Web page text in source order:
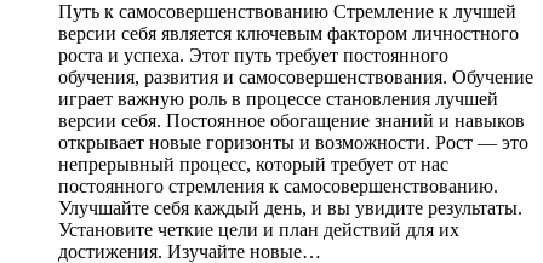
Путь к самосовершенствованию Стремление к лучшей
версии себя является ключевым фактором личностного
роста и успеха. Этот путь требует постоянного
обучения, развития и самосовершенствования. Обучение
играет важную роль в процессе становления лучшей
версии себя. Постоянное обогащение знаний и навыков
открывает новые горизонты и возможности. Рост — это
непрерывный процесс, который требует от нас
постоянного стремления к самосовершенствованию.
Улучшайте себя каждый день, и вы увидите результаты.
Установите четкие цели и план действий для их
достижения. Изучайте новые…